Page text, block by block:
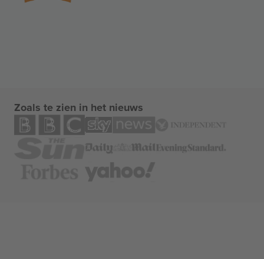
Zoals te zien in het nieuws